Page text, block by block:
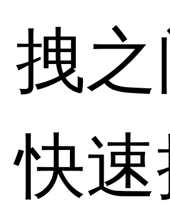
拽
快